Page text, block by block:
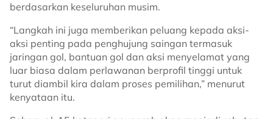
berdasarkan keseluruhan musim.
“Langkah ini juga memberikan peluang kepada aksi-
aksi penting pada penghujung saingan termasuk
jaringan gol, bantuan gol dan aksi menyelamat yang
luar biasa dalam perlawanan berprofil tinggi untuk
turut diambil kira dalam proses pemilihan,” menurut
kenyataan itu.